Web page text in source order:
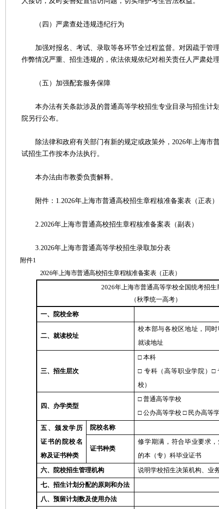
（四）严肃查处违规违纪行为
加强对报名、考试、录取等各环节全过程监督。对因疏于管
作弊情况严重、招生违规的，依法依规依纪对相关责任人严肃处
（五）加强配套服务保障
本办法有关条款涉及的普通高等学校招生专业目录与招生计
院另行公布。
除法律和政府有关部门有新的规定或政策外，2026年上海市
试招生工作按本办法执行。
本办法由市教委负责解释。
附件：1.2026年上海市普通高校招生章程核准备案表（正表）
2.2026年上海市普通高校招生章程核准备案表（副表）
3.2026年上海市普通高等学校招生录取加分表
附件1
2026年上海市普通高校招生章程核准备案表（正表）
2026年上海市普通高等学校全国统考招生
（秋季统一高考）
一、院校全称
二、就读校址
校本部与各校区地址，同
就读地址
三、招生层次
□ 本科
□ 专科（高等职业学院）□
校）
四、办学类型
□ 普通高等学校
□ 公办高等学校 □ 民办高等
五、颁发学历
证书的院校名
称及证书种类
院校名称
证书种类
修学期满，符合毕业要求
的本（专）科毕业证书
六、院校招生管理机构
说明学校招生决策机构、业
七、招生计划分配的原则和办法
八、预留计划数及使用办法